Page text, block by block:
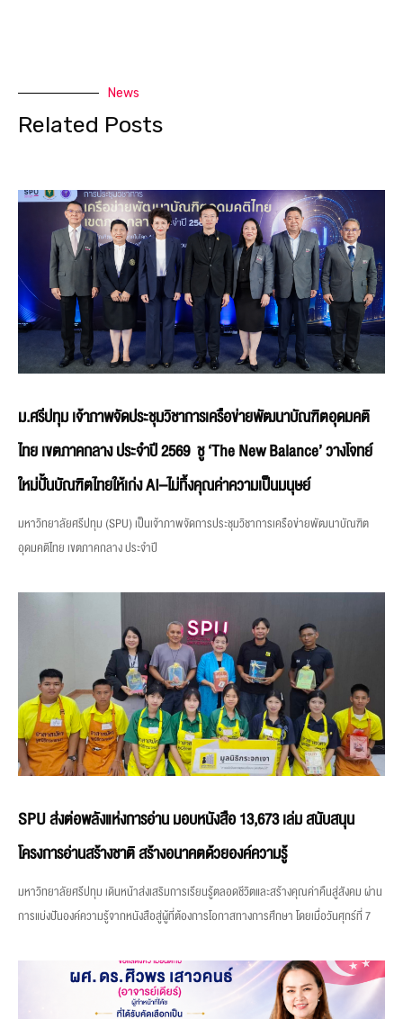
News
Related Posts
ม.ศรีปทุม เจ้าภาพจัดประชุมวิชาการเครือข่ายพัฒนาบัณฑิตอุดมคติ
ไทย เขตภาคกลาง ประจำปี 2569 ชู ‘The New Balance’ วางโจทย์
ใหม่ปั้นบัณฑิตไทยให้เก่ง AI–ไม่ทิ้งคุณค่าความเป็นมนุษย์
มหาวิทยาลัยศรีปทุม (SPU) เป็นเจ้าภาพจัดการประชุมวิชาการเครือข่ายพัฒนาบัณฑิต
อุดมคติไทย เขตภาคกลาง ประจำปี
SPU ส่งต่อพลังแห่งการอ่าน มอบหนังสือ 13,673 เล่ม สนับสนุน
โครงการอ่านสร้างชาติ สร้างอนาคตด้วยองค์ความรู้
มหาวิทยาลัยศรีปทุม เดินหน้าส่งเสริมการเรียนรู้ตลอดชีวิตและสร้างคุณค่าคืนสู่สังคม ผ่าน
การแบ่งปันองค์ความรู้จากหนังสือสู่ผู้ที่ต้องการโอกาสทางการศึกษา โดยเมื่อวันศุกร์ที่ 7